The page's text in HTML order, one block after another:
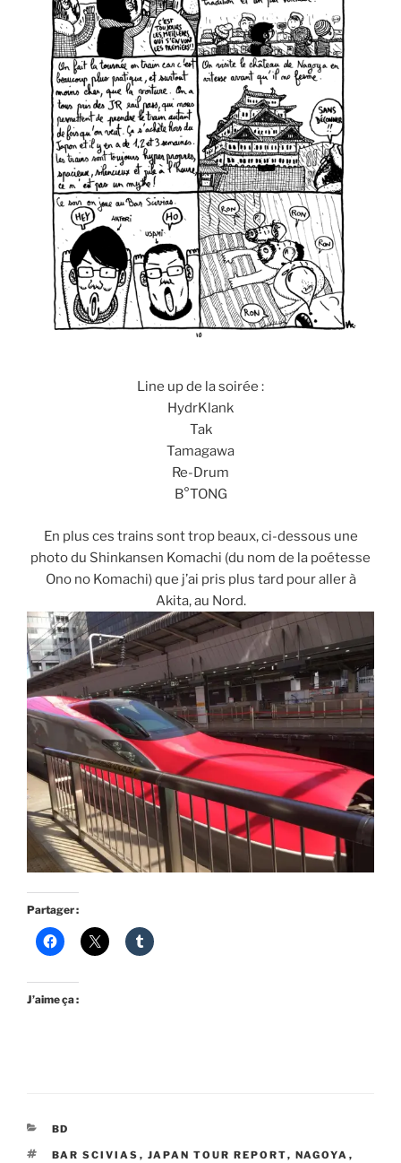
Line up de la soirée :
HydrKlank
Tak
Tamagawa
Re-Drum
B°TONG
En plus ces trains sont trop beaux, ci-dessous une
photo du Shinkansen Komachi (du nom de la poétesse
Ono no Komachi) que j’ai pris plus tard pour aller à
Akita, au Nord.
Partager :
J’aime ça :
CATÉGORIES
BD
ÉTIQUETTES
BAR SCIVIAS , JAPAN TOUR REPORT, NAGOYA ,